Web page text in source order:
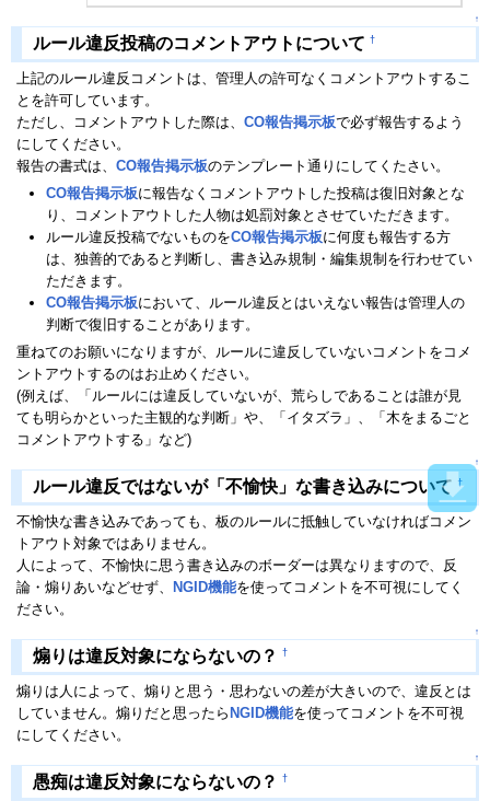
↑
ルール違反投稿のコメントアウトについて †
上記のルール違反コメントは、管理人の許可なくコメントアウトするこ
とを許可しています。
ただし、コメントアウトした際は、 CO報告掲示板で必ず報告するよう
にしてください。
報告の書式は、 CO報告掲示板のテンプレート通りにしてくたさい。
CO報告掲示板に報告なくコメントアウトした投稿は復旧対象とな
り、コメントアウトした人物は処罰対象とさせていただきます。
ルール違反投稿でないものをCO報告掲示板に何度も報告する方
は、独善的であると判断し、書き込み規制・編集規制を行わせてい
ただきます。
CO報告掲示板において、ルール違反とはいえない報告は管理人の
判断で復旧することがあります。
重ねてのお願いになりますが、ルールに違反していないコメントをコメ
ントアウトするのはお止めください。
(例えば、「ルールには違反していないが、荒らしであることは誰が見
ても明らかといった主観的な判断」や、「イタズラ」、「木をまるごと
コメントアウトする」など)
↑
ルール違反ではないが「不愉快」な書き込みについて †
不愉快な書き込みであっても、板のルールに抵触していなければコメン
トアウト対象ではありません。
人によって、不愉快に思う書き込みのボーダーは異なりますので、反
論・煽りあいなどせず、
NGID機能を使ってコメントを不可視にしてく
ださい。
↑
煽りは違反対象にならないの？ †
煽りは人によって、煽りと思う・思わないの差が大きいので、違反とは
していません。煽りだと思ったら NGID機能を使ってコメントを不可視
にしてください。
↑
愚痴は違反対象にならないの？ †